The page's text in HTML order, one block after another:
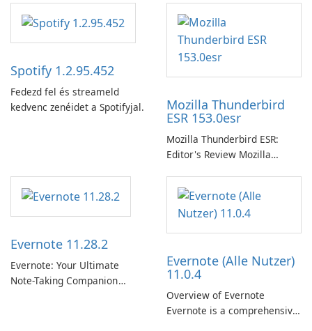
Spotify 1.2.95.452
Fedezd fel és streameld
kedvenc zenéidet a Spotifyjal.
Mozilla Thunderbird
ESR 153.0esr
Mozilla Thunderbird ESR:
Editor's Review Mozilla
Support Release) is the long-
term support channel of the
Thunderbird desktop email
client designed for
need predictable …
Evernote 11.28.2
Evernote: Your Ultimate
Note-Taking Companion
Evernote (Alle Nutzer)
11.0.4
Overview of Evernote
Evernote is a comprehensive